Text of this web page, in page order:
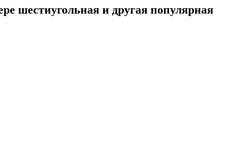
шестиугольная и другая популярная